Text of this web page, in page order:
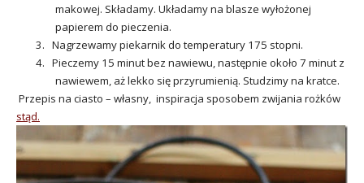
makowej. Składamy. Układamy na blasze wyłożonej
papierem do pieczenia.
3. Nagrzewamy piekarnik do temperatury 175 stopni.
4. Pieczemy 15 minut bez nawiewu, następnie około 7 minut z
nawiewem, aż lekko się przyrumienią. Studzimy na kratce.
Przepis na ciasto – własny, inspiracja sposobem zwijania rożków
stąd.